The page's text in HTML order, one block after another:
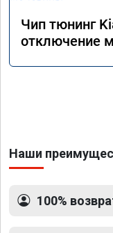
Чип тюнинг
отключение
Наши
100%